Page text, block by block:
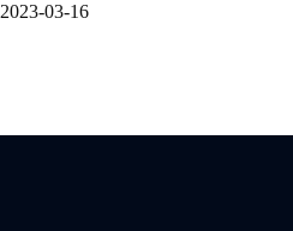
2023-03-16